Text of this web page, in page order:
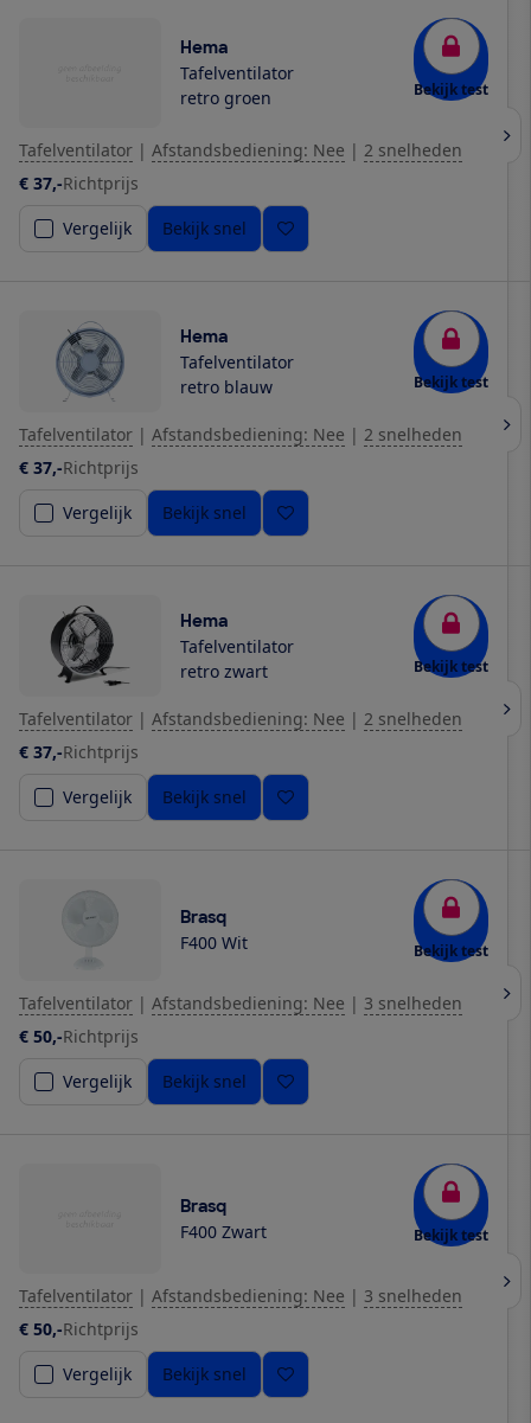
Hema
Tafelventilator
retro groen
Bekijk test
Tafelventilator | Afstandsbediening: Nee | 2 snelheden
€ 37,-Richtprijs
Vergelijk
Bekijk snel
Hema
Tafelventilator
retro blauw
Bekijk test
Tafelventilator | Afstandsbediening: Nee | 2 snelheden
€ 37,-Richtprijs
Vergelijk
Bekijk snel
Hema
Tafelventilator
retro zwart
Bekijk test
Tafelventilator | Afstandsbediening: Nee | 2 snelheden
€ 37,-Richtprijs
Vergelijk
Bekijk snel
Brasq
F400 Wit Bekijk test
Tafelventilator | Afstandsbediening: Nee | 3 snelheden
€ 50,-Richtprijs
Vergelijk
Bekijk snel
Brasq
F400 Zwart Bekijk test
Tafelventilator | Afstandsbediening: Nee | 3 snelheden
€ 50,-Richtprijs
Vergelijk
Bekijk snel